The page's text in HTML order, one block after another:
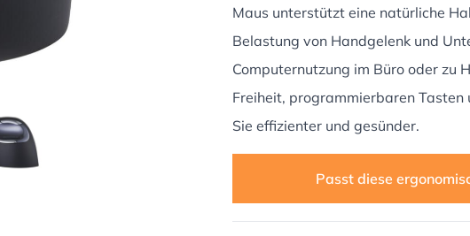
Maus unterstützt eine natürliche
Belastung von Handgelenk und
Computernutzung im Büro oder zu
Freiheit, programmierbaren
Sie effizienter und gesünder.
Passt diese